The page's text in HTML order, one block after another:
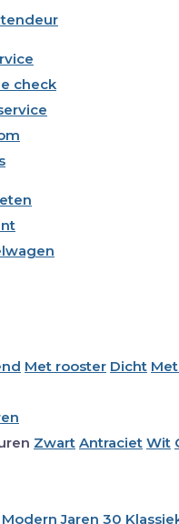
check
Met rooster Dicht
Zwart Antraciet Wit
Modern Jaren 30